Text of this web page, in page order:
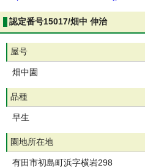
認定番号15017/畑中 伸治
屋号
畑中園
品種
早生
園地所在地
有田市初島町浜字横岩298